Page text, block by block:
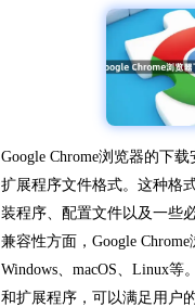
Google Chrome浏览器的下
扩展程序文件格式。这种格
装程序、配置文件以及一些
兼容性方面，Google
Windows、macOS、Linux
和扩展程序，可以满足用户